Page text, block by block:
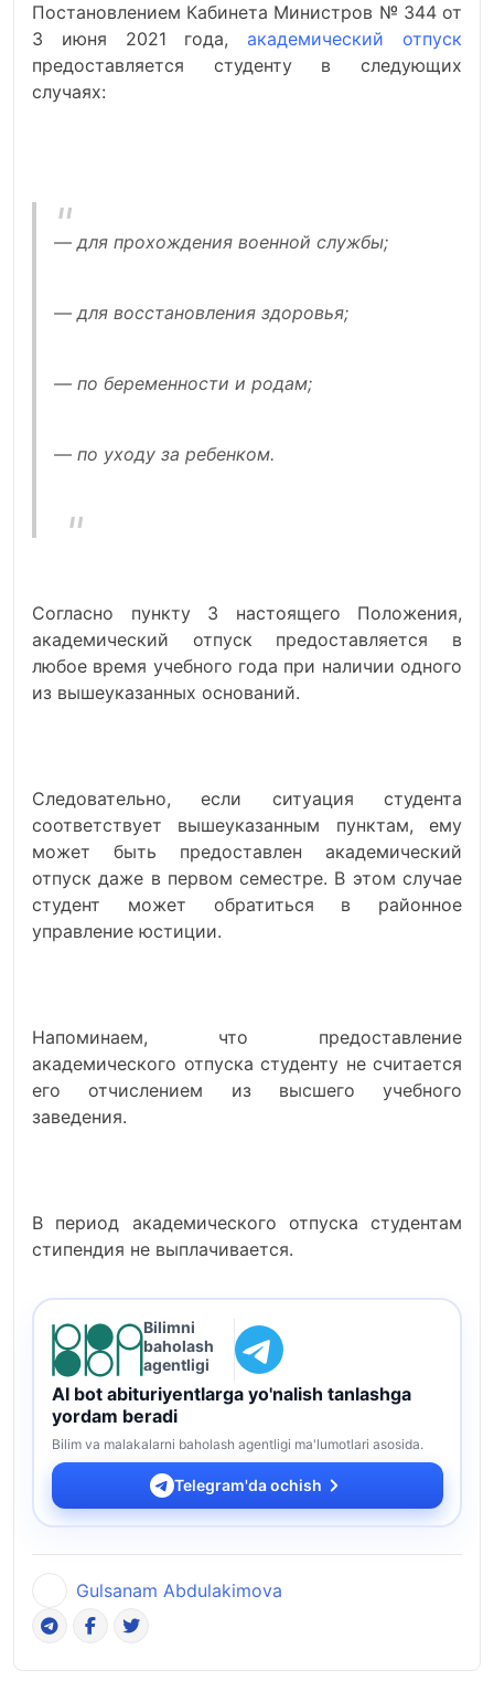
Постановлением Кабинета Министров № 344 от
3 июня 2021 года,академический отпуск
предоставляется студенту в следующих
случаях:
— для прохождения военной службы;
— для восстановления здоровья;
— по беременности и родам;
— по уходу за ребенком.
Согласно пункту 3 настоящего Положения,
академический отпуск предоставляется в
любое время учебного года при наличии одного
из вышеуказанных оснований.
Следовательно, если ситуация студента
соответствует вышеуказанным пунктам, ему
может быть предоставлен академический
отпуск даже в первом семестре. В этом случае
студент может обратиться в районное
управление юстиции.
Напоминаем, что предоставление
академического отпуска студенту не считается
его отчислением из высшего учебного
заведения.
В период академического отпуска студентам
стипендия не выплачивается.
Bilimni
baholash
agentligi
AI bot abituriyentlarga yo'nalish tanlashga
yordam beradi
Bilim va malakalarni baholash agentligi ma'lumotlari asosida.
Telegram'da ochish
Gulsanam Abdulakimova